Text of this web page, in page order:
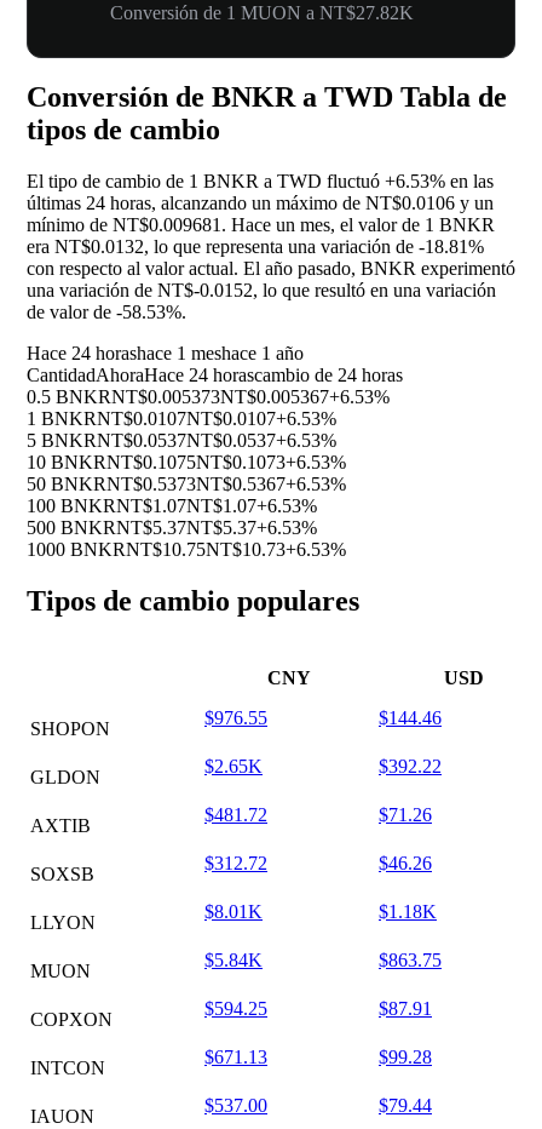
Conversión de 1 MUON a NT$27.82K
Conversión de BNKR a TWD Tabla de
tipos de cambio
El tipo de cambio de 1 BNKR a TWD fluctuó +6.53% en las
últimas 24 horas, alcanzando un máximo de NT$0.0106 y un
mínimo de NT$0.009681. Hace un mes, el valor de 1 BNKR
era NT$0.0132, lo que representa una variación de -18.81%
con respecto al valor actual. El año pasado, BNKR experimentó
una variación de NT$-0.0152, lo que resultó en una variación
de valor de -58.53%.
Hace 24 horashace 1 meshace 1 año
CantidadAhoraHace 24 horascambio de 24 horas
0.5 BNKRNT$0.005373NT$0.005367+6.53%
1 BNKRNT$0.0107NT$0.0107+6.53%
5 BNKRNT$0.0537NT$0.0537+6.53%
10 BNKRNT$0.1075NT$0.1073+6.53%
50 BNKRNT$0.5373NT$0.5367+6.53%
100 BNKRNT$1.07NT$1.07+6.53%
500 BNKRNT$5.37NT$5.37+6.53%
1000 BNKRNT$10.75NT$10.73+6.53%
Tipos de cambio populares
CNY USD
SHOPON
$976.55 $144.46
GLDON
$2.65K $392.22
AXTIB
$481.72 $71.26
SOXSB
$312.72 $46.26
LLYON
$8.01K $1.18K
MUON
$5.84K $863.75
COPXON
$594.25 $87.91
INTCON
$671.13 $99.28
IAUON
$537.00 $79.44